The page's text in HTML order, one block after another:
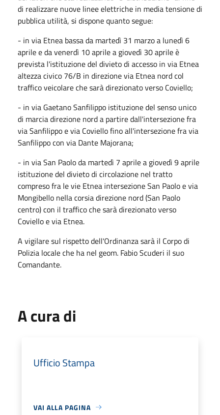
di realizzare nuove linee elettriche in media tensione di
pubblica utilità, si dispone quanto segue:
- in via Etnea bassa da martedì 31 marzo a lunedì 6
aprile e da venerdì 10 aprile a giovedì 30 aprile è
prevista l'istituzione del divieto di accesso in via Etnea
altezza civico 76/B in direzione via Etnea nord col
traffico veicolare che sarà direzionato verso Coviello;
- in via Gaetano Sanfilippo istituzione del senso unico
di marcia direzione nord a partire dall'intersezione fra
via Sanfilippo e via Coviello fino all'intersezione fra via
Sanfilippo con via Dante Majorana;
- in via San Paolo da martedì 7 aprile a giovedì 9 aprile
istituzione del divieto di circolazione nel tratto
compreso fra le vie Etnea intersezione San Paolo e via
Mongibello nella corsia direzione nord (San Paolo
centro) con il traffico che sarà direzionato verso
Coviello e via Etnea.
A vigilare sul rispetto dell'Ordinanza sarà il Corpo di
Polizia locale che ha nel geom. Fabio Scuderi il suo
Comandante.
A cura di
Ufficio Stampa
VAI ALLA PAGINA